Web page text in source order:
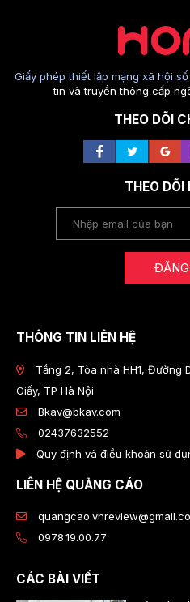
Giấy phép thiết lập mạng xã hội
tin và truyền thông cấp
THEO DÕI
THEO DÕI
THÔNG TIN LIÊN HỆ
Tầng 2, Tòa nhà HH1, Đường
Giấy, TP Hà Nội
Bkav@bkav.com
02437632552
Quy định và điều khoản sử
LIÊN HỆ QUẢNG CÁO
0978.19.00.77
CÁC BÀI VIẾT